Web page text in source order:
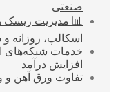
صنعتی
📊 مدیریت ریسک
اسکالپ، روزانه
افزایش درآمد
تفاوت ورق آهن و